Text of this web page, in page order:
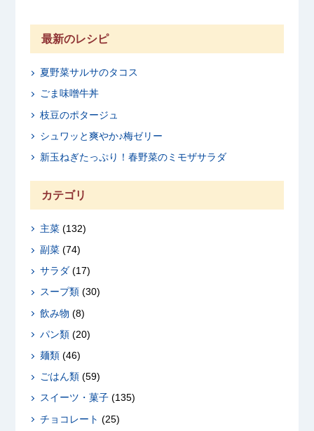
最新のレシピ
夏野菜サルサのタコス
ごま味噌牛丼
枝豆のポタージュ
シュワッと爽やか♪梅ゼリー
新玉ねぎたっぷり！春野菜のミモザサラダ
カテゴリ
主菜(132)
副菜(74)
サラダ(17)
スープ類(30)
飲み物 (8)
パン類(20)
麺類(46)
ごはん類(59)
スイーツ・菓子(135)
チョコレート (25)